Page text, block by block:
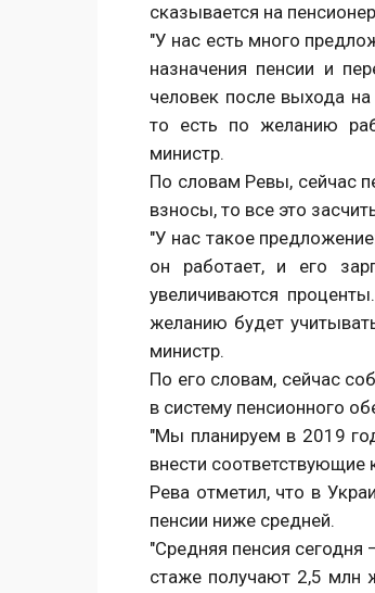
сказывается на
"У нас есть много
назначения пенсии и
человек после выхода
то есть по желанию
министр.
По словам Ревы, сейчас
взносы, то все это
"У нас такое
он работает, и его
увеличиваются
желанию будет
министр.
По его словам, сейчас
в систему пенсионного
"Мы планируем в 2019
внести соответствующие
Рева отметил, что в
пенсии ниже средней.
"Средняя пенсия
стаже получают 2,5 млн